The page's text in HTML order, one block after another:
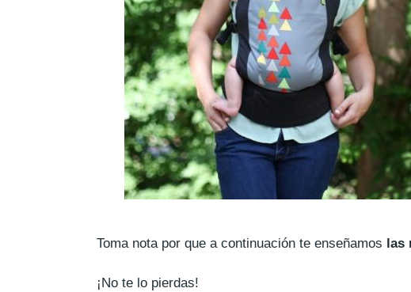
Toma nota por que a continuación te enseñamos las
¡No te lo pierdas!